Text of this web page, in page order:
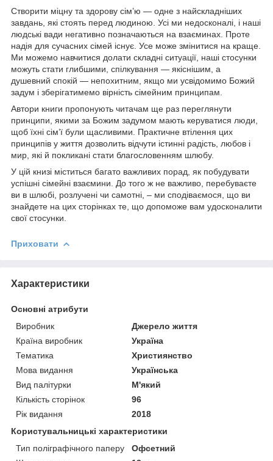
Створити міцну та здорову сім’ю — одне з найскладніших
завдань, які стоять перед людиною. Усі ми недосконалі, і наші
людські вади негативно позначаються на взаєминах. Проте
надія для сучасних сімей існує. Усе може змінитися на краще.
Ми можемо навчитися долати складні ситуації, наші стосунки
можуть стати глибшими, спілкування — якіснішим, а
душевний спокій — непохитним, якщо ми усвідомимо Божий
задум і зберігатимемо вірність сімейним принципам.
Автори книги пропонують читачам ще раз переглянути
принципи, якими за Божим задумом мають керуватися люди,
щоб їхні сім’ї були щасливими. Практичне втілення цих
принципів у життя дозволить відчути істинні радість, любов і
мир, які й покликані стати благословенням шлюбу.
У цій книзі міститься багато важливих порад, як побудувати
успішні сімейні взаємини. До того ж не важливо, перебуваєте
ви в шлюбі, розлучені чи самотні, – ми сподіваємося, що ви
знайдете на цих сторінках те, що допоможе вам удосконалити
свої стосунки.
Приховати
Характеристики
Основні атрибути
Виробник
Джерело життя
Країна виробник
Україна
Тематика
Християнство
Мова видання
Українська
Вид палітурки
М'який
Кількість сторінок
96
Рік видання
2018
Користувальницькі характеристики
Тип поліграфічного паперу
Офсетний